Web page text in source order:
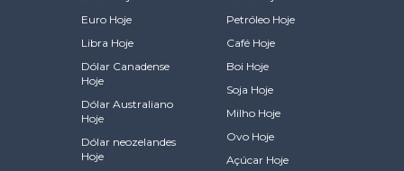
Euro Hoje
Libra Hoje
Dólar Canadense
Hoje
Dólar Australiano
Hoje
Dólar neozelandes
Hoje
Petróleo Hoje
Café Hoje
Boi Hoje
Soja Hoje
Milho Hoje
Ovo Hoje
Açúcar Hoje